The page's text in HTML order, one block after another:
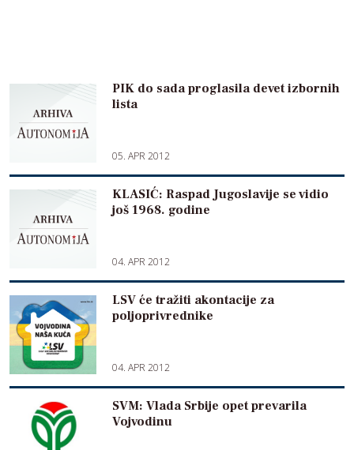
PIK do sada proglasila devet izbornih
lista
05. APR 2012
KLASIĆ: Raspad Jugoslavije se vidio
još 1968. godine
04. APR 2012
LSV će tražiti akontacije za
poljoprivrednike
04. APR 2012
SVM: Vlada Srbije opet prevarila
Vojvodinu